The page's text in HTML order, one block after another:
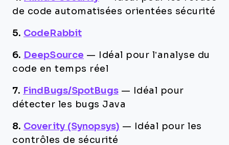
de code automatisées orientées sécurité
5. CodeRabbit
6. DeepSource —
Idéal pour l’analyse du
code en temps réel
7. FindBugs/SpotBugs —
Idéal pour
détecter les bugs Java
8. Coverity (Synopsys) —
Idéal pour les
contrôles de sécurité